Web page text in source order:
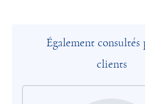
Également consultés
clients